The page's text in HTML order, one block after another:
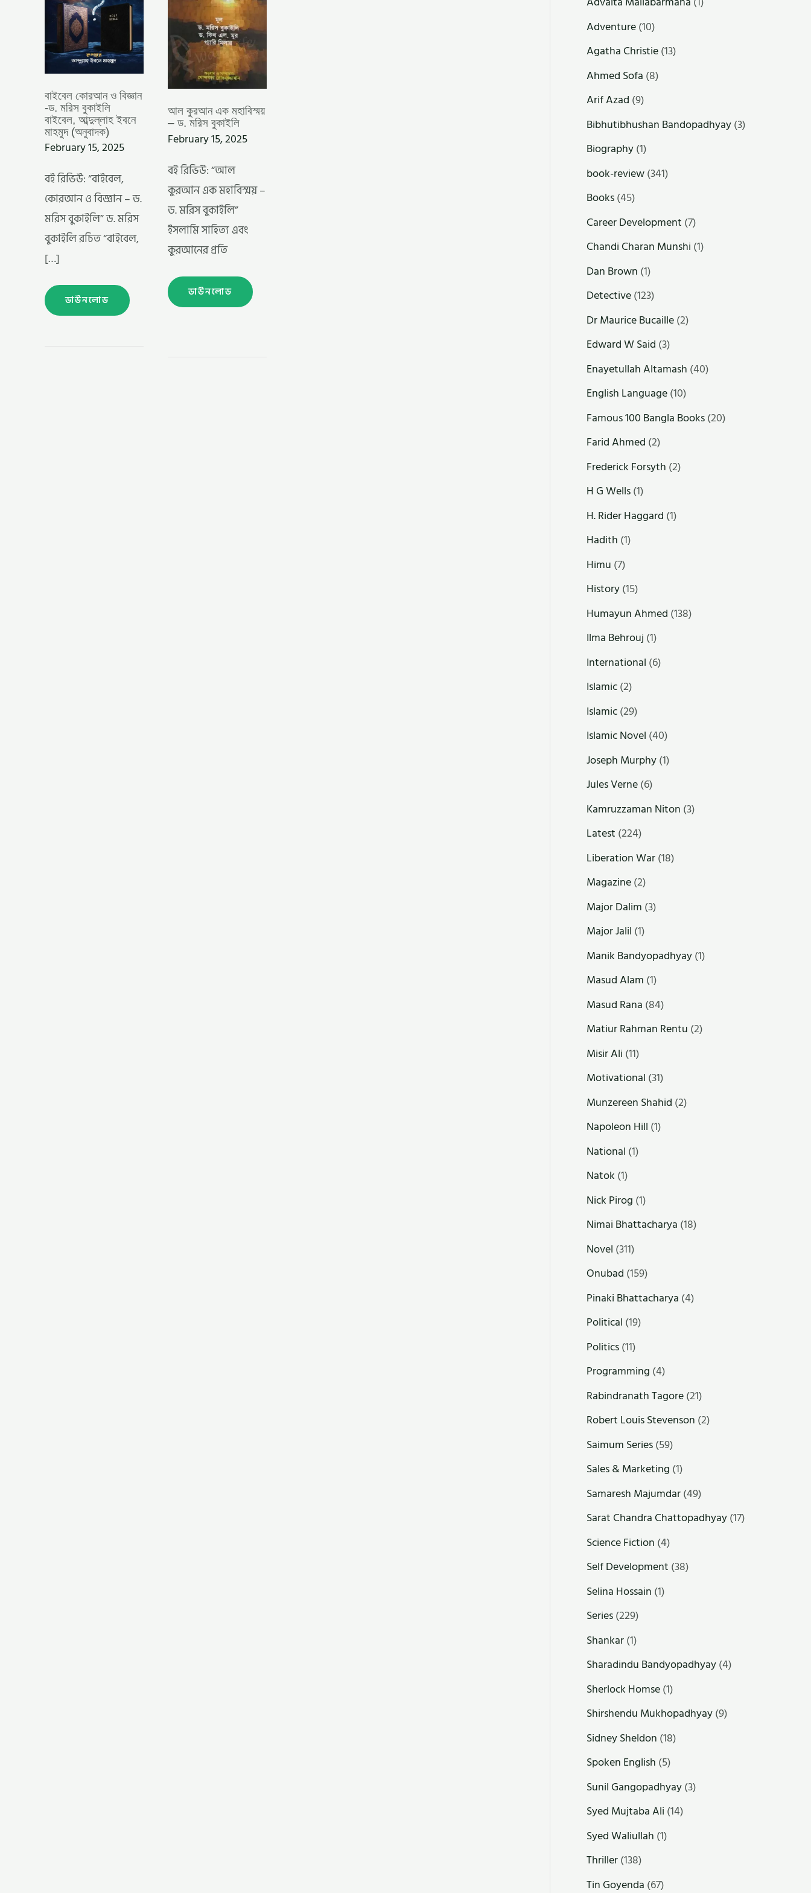
বাইবেল কোরআন ও বিজ্ঞান
-ড. মরিস বুকাইলি
বাইবেল, আব্দুল্লাহ ইবনে
মাহমুদ (অনুবাদক)
February 15, 2025
বই রিভিউ: “বাইবেল,
কোরআন ও বিজ্ঞান – ড.
মরিস বুকাইলি” ড. মরিস
বুকাইলি রচিত “বাইবেল,
[…]
আব্দুল্লাহ
ইবনে
মাহমুদ
(অনুবাদক)
ডাউনলোড
আল কুরআন এক মহাবিস্ময়
– ড. মরিস বুকাইলি
February 15, 2025
বই রিভিউ: “আল
কুরআন এক মহাবিস্ময় –
ড. মরিস বুকাইলি”
ইসলামি সাহিত্য এবং
কুরআনের প্রতি
ডাউনলোড
Adventure(10)
Agatha Christie(13)
Ahmed Sofa (8)
Arif Azad (9)
Bibhutibhushan Bandopadhyay(3)
Biography(1)
book-review(341)
Books(45)
Career Development (7)
Chandi Charan Munshi (1)
Dan Brown (1)
Detective(123)
Dr Maurice Bucaille(2)
Edward W Said (3)
Enayetullah Altamash (40)
English Language(10)
Famous 100 Bangla Books(20)
Farid Ahmed (2)
Frederick Forsyth (2)
H G Wells(1)
H. Rider Haggard (1)
Hadith (1)
Himu (7)
History(15)
Humayun Ahmed (138)
Ilma Behrouj (1)
International (6)
Islamic(2)
Islamic(29)
Islamic Novel (40)
Joseph Murphy(1)
Jules Verne(6)
Kamruzzaman Niton (3)
Latest (224)
Liberation War(18)
Magazine(2)
Major Dalim (3)
Major Jalil (1)
Manik Bandyopadhyay(1)
Masud Alam (1)
Masud Rana (84)
Matiur Rahman Rentu (2)
Misir Ali (11)
Motivational (31)
Munzereen Shahid (2)
Napoleon Hill (1)
National (1)
Natok (1)
Nick Pirog (1)
Nimai Bhattacharya (18)
Novel (311)
Onubad (159)
Pinaki Bhattacharya (4)
Political (19)
Politics(11)
Programming (4)
Rabindranath Tagore(21)
Robert Louis Stevenson (2)
Saimum Series(59)
Sales & Marketing (1)
Samaresh Majumdar(49)
Sarat Chandra Chattopadhyay(17)
Science Fiction (4)
Self Development (38)
Selina Hossain (1)
Series(229)
Shankar(1)
Sharadindu Bandyopadhyay(4)
Sherlock Homse(1)
Shirshendu Mukhopadhyay(9)
Sidney Sheldon (18)
Spoken English (5)
Sunil Gangopadhyay(3)
Syed Mujtaba Ali (14)
Syed Waliullah (1)
Thriller(138)
Tin Goyenda (67)